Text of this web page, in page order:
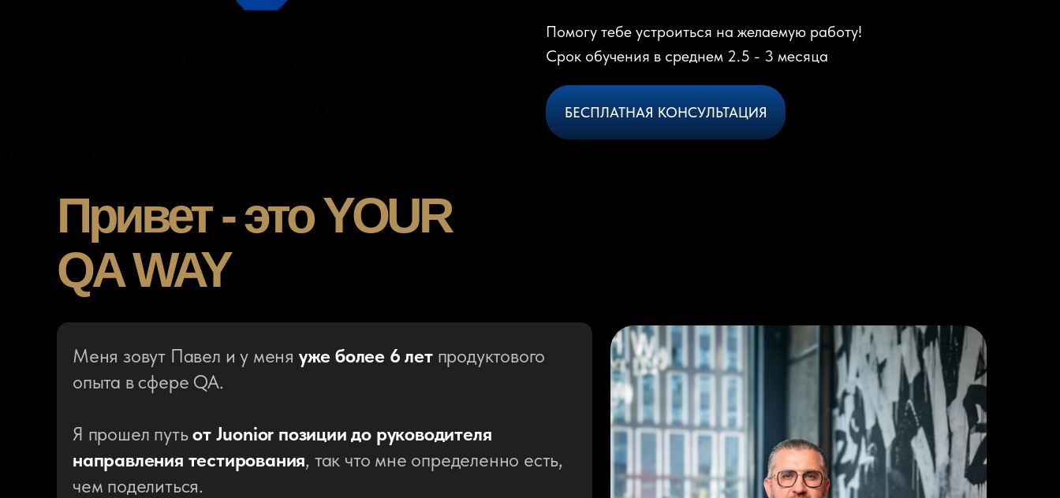
Помогу тебе устроиться на желаемую работу!
Срок обучения в среднем 2.5 - 3 месяца
БЕСПЛАТНАЯ КОНСУЛЬТАЦИЯ
Привет - это YOUR
QA WAY
Меня зовут Павел и у меня уже более 6 летпродуктового
опыта в сфере QA.
Я прошел путьот Juonior позиции до руководителя
направления тестирования, так что мне определенно есть,
чем поделиться.